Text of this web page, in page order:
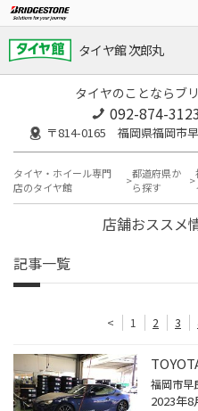
タイヤ館 次郎丸
タイヤのことならブ
092-874-
〒814-0165 福岡県福岡市
タイヤ・ホイール専門
店のタイヤ館
都道府県か
ら探す
店舗おススメ
記事一覧
< 1 2 3
2023年8